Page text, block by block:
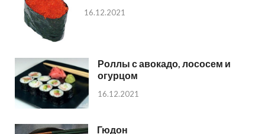
16.12.2021
Роллы с авокадо, лососем и
огурцом
16.12.2021
Гюдон